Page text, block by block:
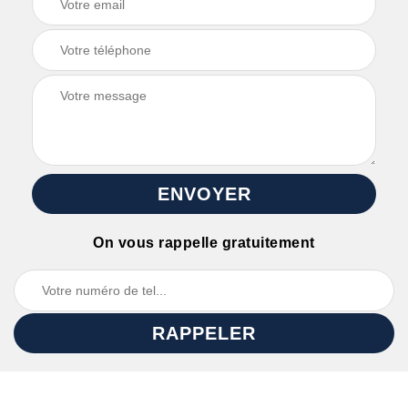
On vous rappelle gratuitement